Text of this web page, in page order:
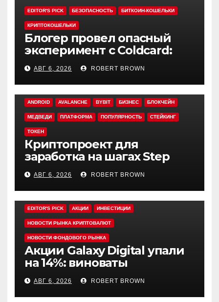
EDITOR'S PICK БЕЗОПАСНОСТЬ БИТКОИН-КОШЕЛЬКИ
КРИПТОКОШЕЛЬКИ
Блогер провел опасный
эксперимент с Coldcard:
быстрый взлом уязвимого
кошелька
АВГ 6, 2026 ROBERT BROWN
ANDROID AVALANCHE BYBIT БИЗНЕС БЛОКЧЕЙН
МЕДВЕДИ ПЛАТФОРМА ПОПУЛЯРНОСТЬ СТЕЙКИНГ
ТОКЕН
Криптопроект для
заработка на шагах Step
App закрывается спустя
четыре года работы
АВГ 6, 2026 ROBERT BROWN
EDITOR'S PICK АКЦИИ ИНВЕСТИЦИИ
НОВОСТИ РЫНКА КРИПТОВАЛЮТ
НОВОСТИ ФОНДОВОГО РЫНКА
Акции Galaxy Digital упали
на 14%: виноваты
криптовалюты
АВГ 6, 2026 ROBERT BROWN